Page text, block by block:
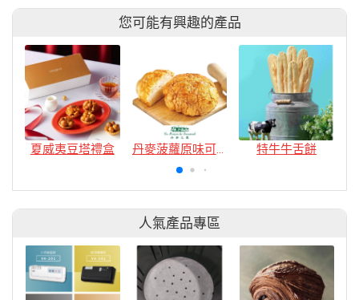
您可能有興趣的產品
夏威夷豆塔禮盒 丹麥菠蘿原味可頌 特牛牛舌餅
人氣產品專區